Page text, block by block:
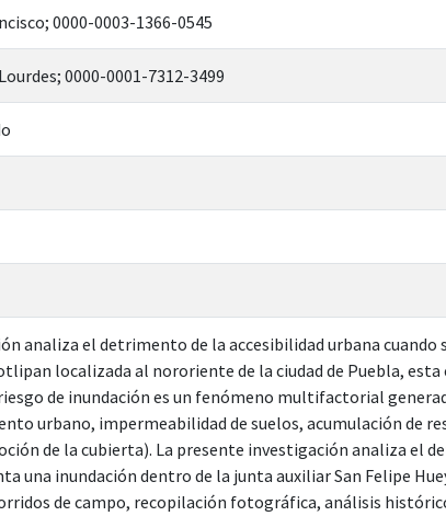
0000-0003-1366-0545
0000-0001-7312-3499
analiza el detrimento de la accesibilidad urbana cuando
localizada al nororiente de la ciudad de Puebla, esta
de inundación es un fenómeno multifactorial
urbano, impermeabilidad de suelos, acumulación de
de la cubierta). La presente investigación analiza el
una inundación dentro de la junta auxiliar San Felipe
de campo, recopilación fotográfica, análisis